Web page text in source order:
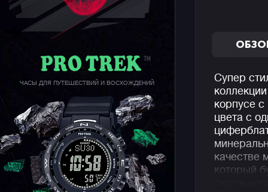
ЧАСЫ ДЛЯ ПУТЕШЕСТВИЙ И ВОСХОЖДЕНИЙ
Супер
корпусе
цвета с
качестве
который